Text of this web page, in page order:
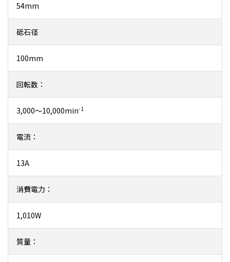
54mm
砥石径
100mm
回転数：
3,000～10,000min-1
電流：
13A
消費電力：
1,010W
質量：